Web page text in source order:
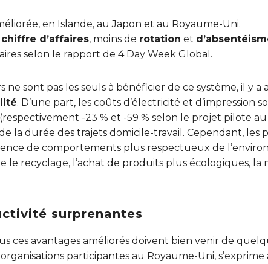
en Islande, au Japon et au Royaume-Uni.
chiffre d’affaires, moins de rotation et
selon le rapport de 4 Day Week Global.
sont pas les seuls à bénéficier de ce système, il y a
. D’une part, les coûts d’électricité et d’impression
-23 % et -59 % selon le projet pilote
la durée des trajets domicile-travail. Cependant, les
de comportements plus respectueux de
le recyclage, l’achat de produits plus écologiques,
surprenantes
ces avantages améliorés doivent bien venir de
participantes au Royaume-Uni, s’exprime